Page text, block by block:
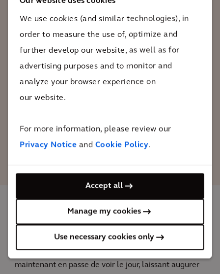
We use cookies (and similar technologies), in
order to measure the use of, optimize and
further develop our website, as well as for
advertising purposes and to monitor and
analyze your browser experience on
our website.
For more information, please review our
Privacy Notice and Cookie Policy.
Accept all
Manage my cookies
Use necessary cookies only
et d'affaires équilibré dans un
environnement connecté et dynamique
ville.
David Jobling
notre responsable du
développement des centres villes
The impact
Une version réinventée du centre-ville de Walsall est
maintenant en passe de voir le jour, laissant augurer